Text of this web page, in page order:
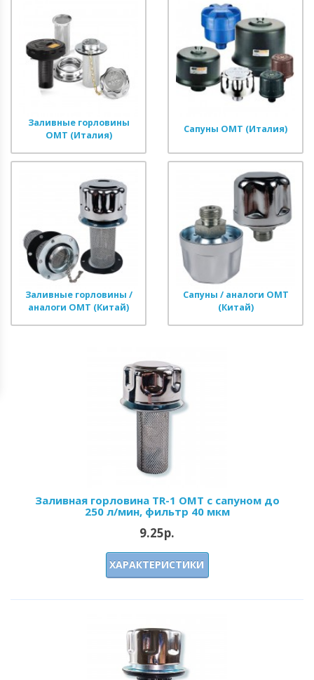
Заливные горловины
OMT (Италия)
Сапуны OMT (Италия)
Заливные горловины /
аналоги OMT (Китай)
Сапуны / аналоги OMT
(Китай)
Заливная горловина TR-1 OMT с сапуном до
250 л/мин, фильтр 40 мкм
9.25р.
ХАРАКТЕРИСТИКИ